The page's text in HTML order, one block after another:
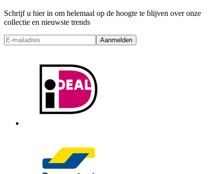
Schrijf u hier in om helemaal op de hoogte te blijven over onze
collectie en nieuwste trends
Aanmelden